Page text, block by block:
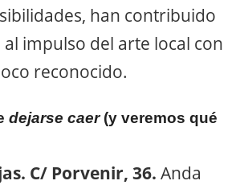
han contribuido
impulso del arte local con
reconocido.
dejarse caer(y veremos qué
C/ Porvenir, 36. Anda